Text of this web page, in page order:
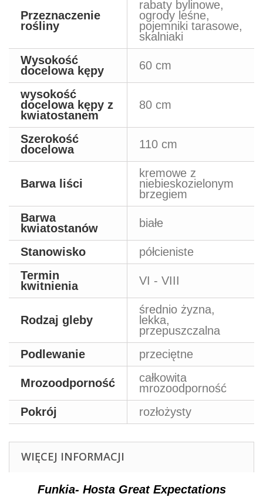
Przeznaczenie
rośliny
rabaty bylinowe,
ogrody leśne,
pojemniki tarasowe,
skalniaki
Wysokość
docelowa kępy
60 cm
wysokość
docelowa kępy z
kwiatostanem
80 cm
Szerokość
docelowa
110 cm
Barwa liści
kremowe z
niebieskozielonym
brzegiem
Barwa
kwiatostanów
białe
Stanowisko
półcieniste
Termin
kwitnienia
VI - VIII
Rodzaj gleby
średnio żyzna,
lekka,
przepuszczalna
Podlewanie
przeciętne
Mrozoodporność
całkowita
mrozoodporność
Pokrój
rozłożysty
WIĘCEJ INFORMACJI
Funkia- Hosta Great Expectations